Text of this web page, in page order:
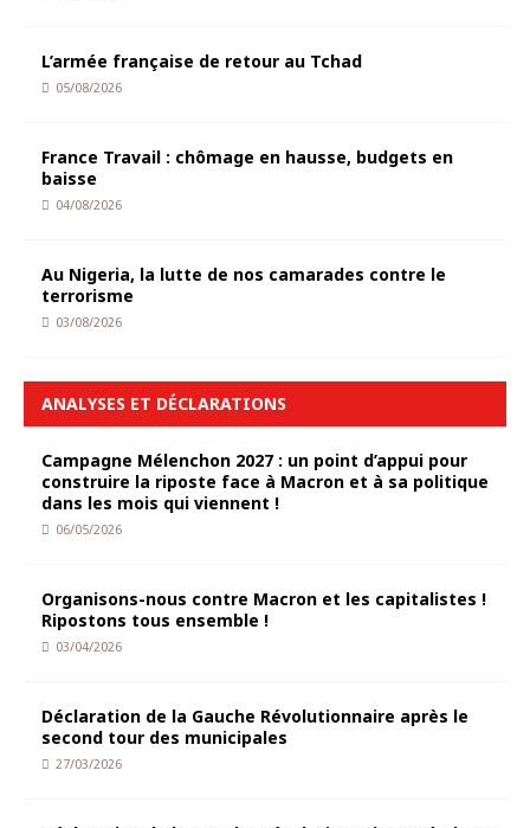
L’armée française de retour au Tchad
05/08/2026
France Travail : chômage en hausse, budgets en
baisse
04/08/2026
Au Nigeria, la lutte de nos camarades contre le
terrorisme
03/08/2026
ANALYSES ET DÉCLARATIONS
Campagne Mélenchon 2027 : un point d’appui pour
construire la riposte face à Macron et à sa politique
dans les mois qui viennent !
06/05/2026
Organisons-nous contre Macron et les capitalistes !
Ripostons tous ensemble !
03/04/2026
Déclaration de la Gauche Révolutionnaire après le
second tour des municipales
27/03/2026